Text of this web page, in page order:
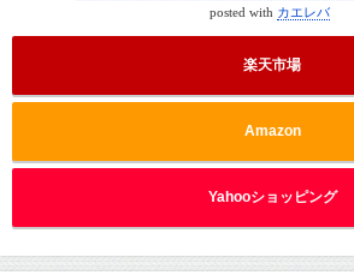
posted with カエレバ
楽天市場
Amazon
Yahooショッピング